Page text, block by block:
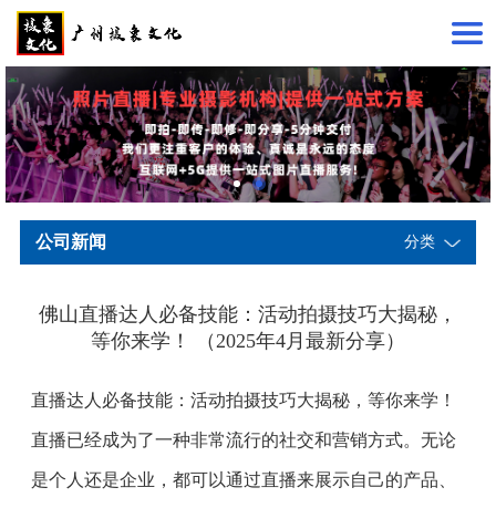
公司新闻 分类
佛山直播达人必备技能：活动拍摄技巧大揭秘，
等你来学！ （2025年4月最新分享）
直播达人必备技能：活动拍摄技巧大揭秘，等你来学！
直播已经成为了一种非常流行的社交和营销方式。无论
是个人还是企业，都可以通过直播来展示自己的产品、